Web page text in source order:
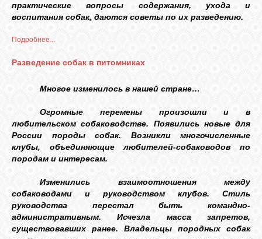
VK
FACEBOOK
практические вопросы содержания, ухода и
воспитания собак, даются советы по их разведению.
Подробнее...
Разведение собак в питомниках
Многое изменилось в нашей стране…
Огромные перемены произошли и в
любительском собаководстве. Появились новые для
России породы собак. Возникли многочисленные
клубы, объединяющие любителей-собаководов по
породам и интересам.
Изменились взаимоотношения между
собаководами и руководством клубов. Стиль
руководства перестал быть командно-
административным. Исчезла масса запретов,
существовавших ранее. Владельцы породных собак